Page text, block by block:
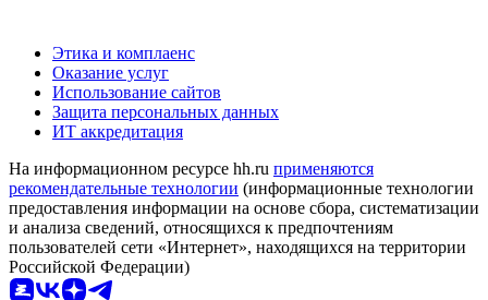
Этика и комплаенс
Оказание услуг
Использование сайтов
Защита персональных данных
ИТ аккредитация
На информационном ресурсе hh.ru применяются
рекомендательные технологии (информационные технологии
предоставления информации на основе сбора, систематизации
и анализа сведений, относящихся к предпочтениям
пользователей сети «Интернет», находящихся на территории
Российской Федерации)